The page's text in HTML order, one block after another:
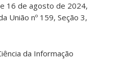
16 de agosto de 2024,
União nº 159, Seção 3,
da Informação